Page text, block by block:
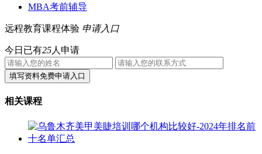
MBA考前辅导
远程教育课程体验 申请入口
今日已有25人申请
相关课程